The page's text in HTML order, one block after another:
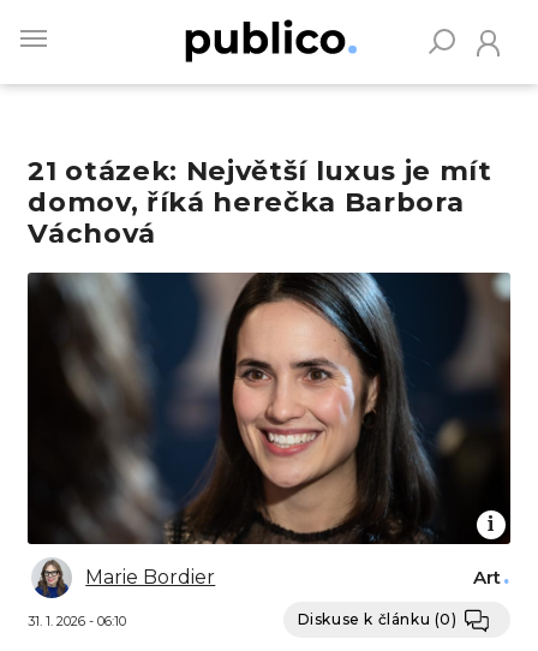
main
21 otázek: Největší luxus je mít
domov, říká herečka Barbora
Váchová
Obrázek
Marie Bordier
31. 1. 2026 - 06:10
Art
Diskuse k článku (0)
Vyhledávejte na Publiku